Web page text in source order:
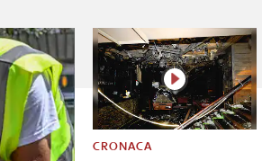
CRONACA